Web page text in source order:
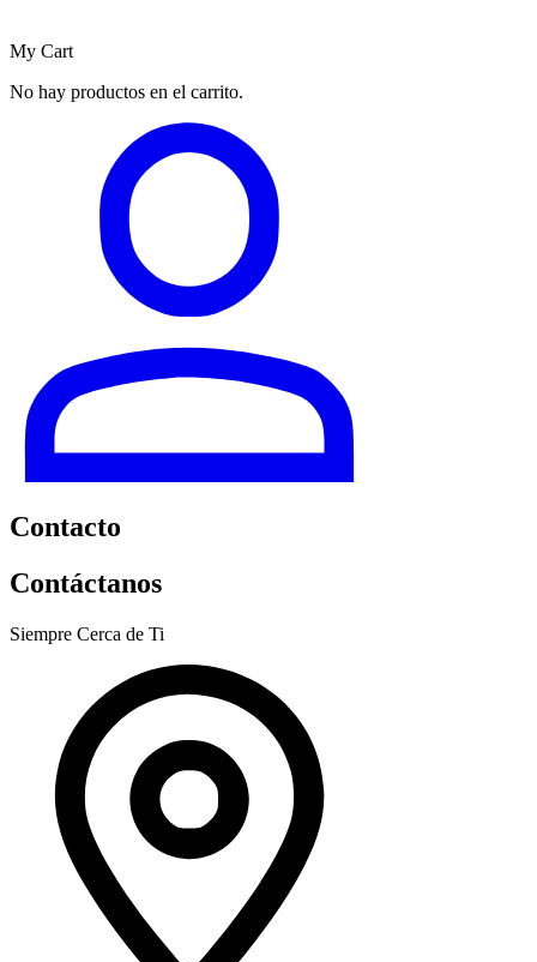
My Cart
No hay productos en el carrito.
Contacto
Contáctanos
Siempre Cerca de Ti